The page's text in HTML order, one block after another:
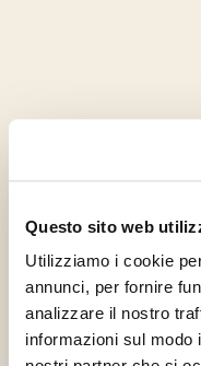
Questo sito web
Utilizziamo i cookie
annunci, per fornire
analizzare il nostro
informazioni sul